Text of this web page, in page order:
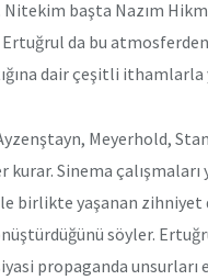
başta Nazım
da bu atmosferden
dair çeşitli ithamlarla
Meyerhold,
kurar. Sinema
birlikte yaşanan zihniyet
söyler.
propaganda